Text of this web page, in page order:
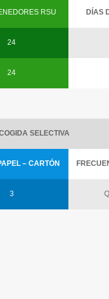
RSU DÍAS
24
24
SELECTIVA
– CARTÓN
3